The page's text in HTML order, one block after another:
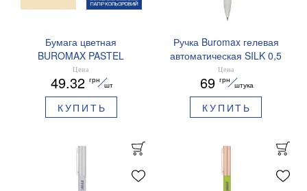
Бумага цветная
BUROMAX PASTEL
EUROMAX 20 арк А4 80 г/
мс BM.2721220E-08
Цена
49.32 грн
шт
КУПИТЬ
Ручка Buromax гелевая
автоматическая SILK 0,5
мм синие чернила
BM.83100
Цена
69 грн
штука
КУПИТЬ